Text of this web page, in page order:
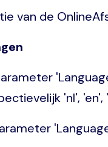
van de
'nl', 'en',